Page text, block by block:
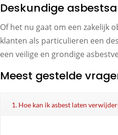
Deskundige
Of het nu gaat om een zakelijk
klanten als particulieren een
een veilige en grondige
Meest gestelde
1. Hoe kan ik asbest laten